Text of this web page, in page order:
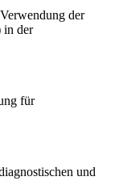
der
in der
für
und